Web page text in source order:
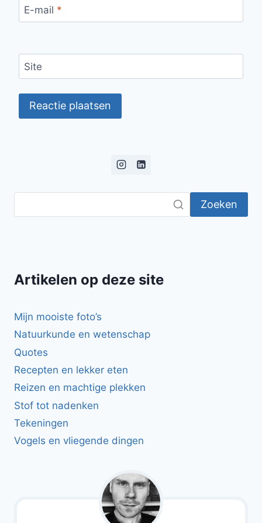
E-mail *
Site
Zoeken
Artikelen op deze site
Mijn mooiste foto’s
Natuurkunde en wetenschap
Quotes
Recepten en lekker eten
Reizen en machtige plekken
Stof tot nadenken
Tekeningen
Vogels en vliegende dingen